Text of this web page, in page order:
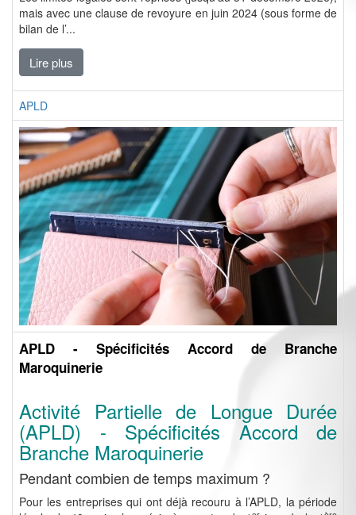
mais avec une clause de revoyure en juin 2024 (sous forme de
bilan de l’...
Lire plus
APLD
APLD - Spécificités Accord de Branche
Maroquinerie
Activité Partielle de Longue Durée
(APLD) - Spécificités Accord de
Branche Maroquinerie
Pendant combien de temps maximum ?
Pour les entreprises qui ont déjà recouru à l’APLD, la période